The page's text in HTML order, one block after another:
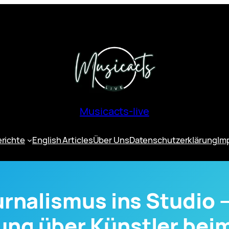
Musicacts-live
English ArticlesÜber UnsDatenschutzerklärung
ins Studio